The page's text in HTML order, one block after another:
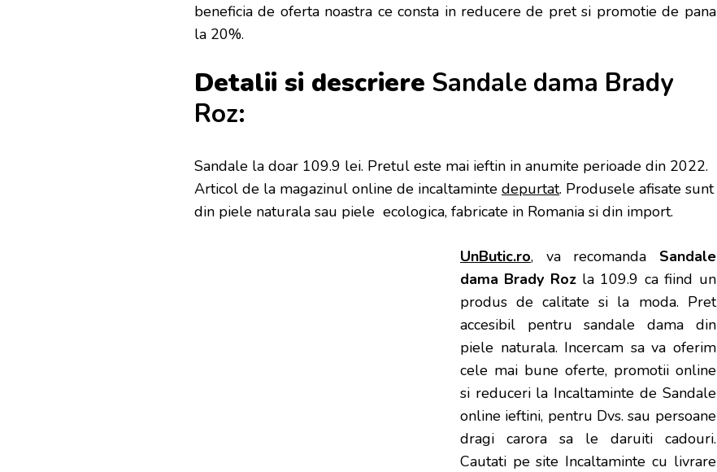
beneficia de oferta noastra ce consta in reducere de pret si promotie de pana
la 20%.
Detalii si descriere Sandale dama Brady
Roz:
Sandale la doar 109.9 lei. Pretul este mai ieftin in anumite perioade din 2022.
Articol de la magazinul online de incaltaminte depurtat. Produsele afisate sunt
din piele naturala sau piele ecologica, fabricate in Romania si din import.
UnButic.ro, va recomanda Sandale
dama Brady Roz la 109.9 ca fiind un
produs de calitate si la moda. Pret
accesibil pentru sandale dama din
piele naturala. Incercam sa va oferim
cele mai bune oferte, promotii online
si reduceri la Incaltaminte de Sandale
online ieftini, pentru Dvs. sau persoane
dragi carora sa le daruiti cadouri.
Cautati pe site Incaltaminte cu livrare